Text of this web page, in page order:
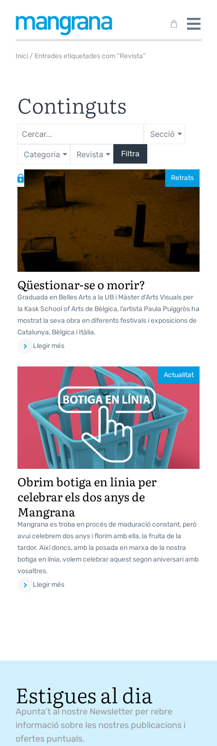
Inici / Entrades etiquetades com “Revista”
Continguts
Secció
Categoria Revista Filtra
Retrats
Qüestionar-se o morir?
Graduada en Belles Arts a la UB i Màster d’Arts Visuals per
la Kask School of Arts de Bèlgica, l’artista Paula Puiggròs ha
mostrat la seva obra en diferents festivals i exposicions de
Catalunya, Bèlgica i Itàlia.
Llegir més
Actualitat
Obrim botiga en línia per
celebrar els dos anys de
Mangrana
Mangrana es troba en procés de maduració constant, però
avui celebrem dos anys i florim amb ella, la fruita de la
tardor. Així doncs, amb la posada en marxa de la nostra
botiga en línia, volem celebrar aquest segon aniversari amb
vosaltres.
Llegir més
Estigues al dia
Apunta’t al nostre Newsletter per rebre
informació sobre les nostres publicacions i
ofertes puntuals.